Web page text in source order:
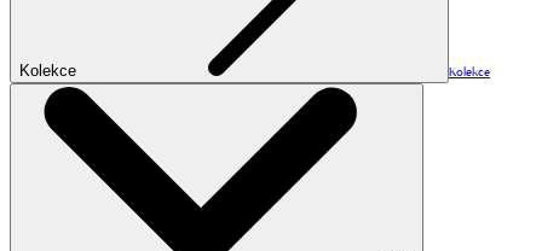
Kolekce Kolekce